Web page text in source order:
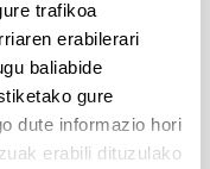
trafikoa
erabilerari
baliabide
gure
dute informazio hori
erabili dituzulako